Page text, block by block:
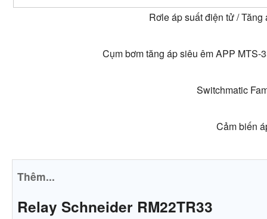
Rơle áp suất điện tử /
Cụm bơm tăng áp siêu êm APP
Switchmatic
Cảm biến
Thêm...
Relay Schneider RM22TR33